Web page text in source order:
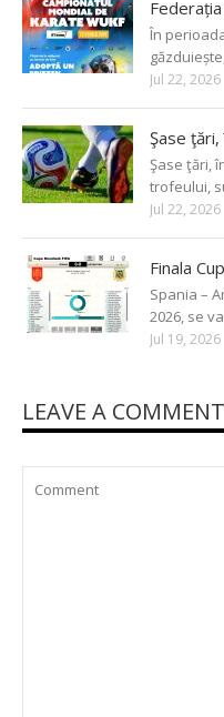
În
Jul 22, 2026
Şase ţări,
Şase ţări,
trofeului,
Jul 22, 2026
Finala
Spania –
2026, se va
Jul 19, 2026
LEAVE A COMMENT